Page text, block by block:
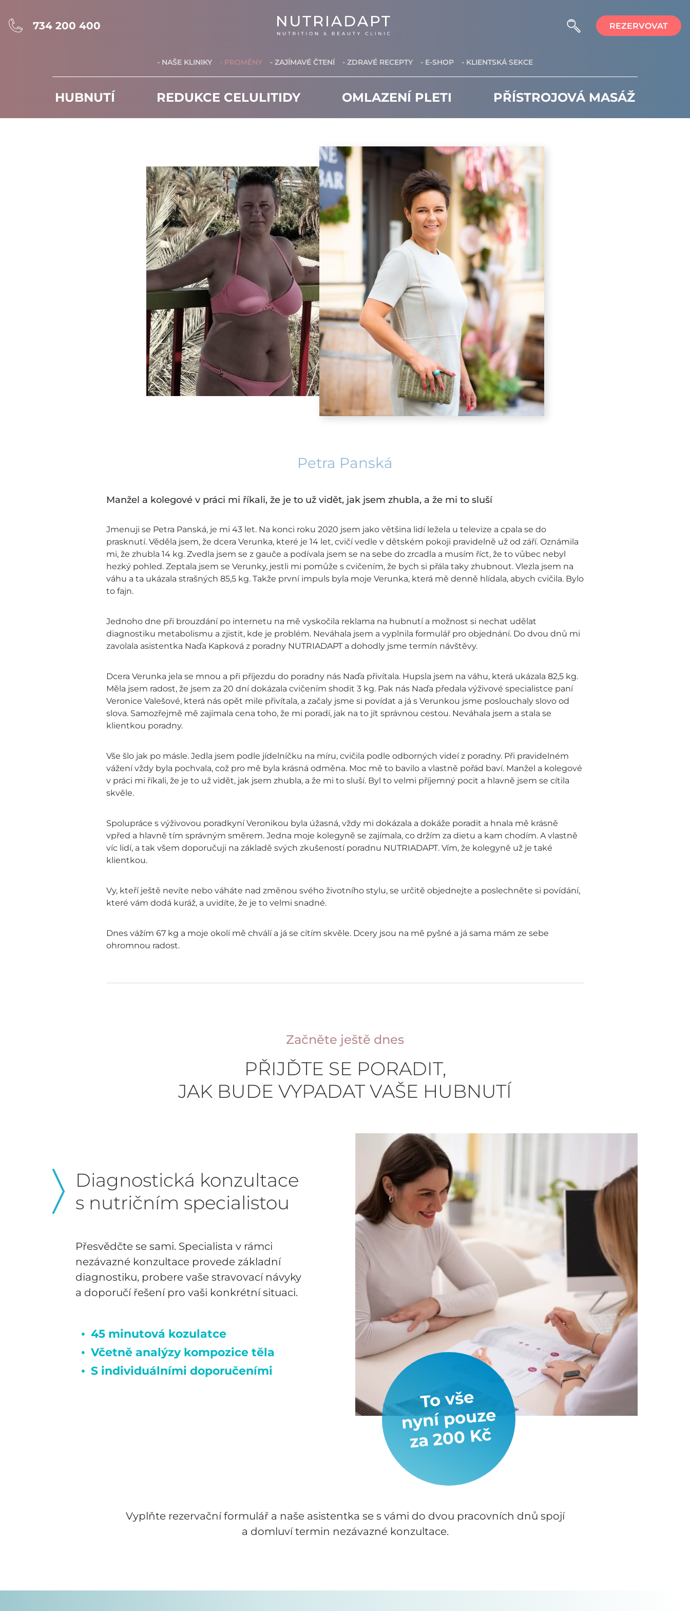
734 200 400 REZERVOVAT
- NAŠE KLINIKY - PROMĚNY - ZAJÍMAVÉ ČTENÍ - ZDRAVÉ RECEPTY - E-SHOP - KLIENTSKÁ SEKCE
HUBNUTÍ REDUKCE CELULITIDY OMLAZENÍ PLETI PŘÍSTROJOVÁ MASÁŽ
Petra Panská
Manžel a kolegové v práci mi říkali, že je to už vidět, jak jsem zhubla, a že mi to sluší
Jmenuji se Petra Panská, je mi 43 let. Na konci roku 2020 jsem jako většina lidí ležela u televize a cpala se do
prasknutí. Věděla jsem, že dcera Verunka, které je 14 let, cvičí vedle v dětském pokoji pravidelně už od září. Oznámila
mi, že zhubla 14 kg. Zvedla jsem se z gauče a podívala jsem se na sebe do zrcadla a musím říct, že to vůbec nebyl
hezký pohled. Zeptala jsem se Verunky, jestli mi pomůže s cvičením, že bych si přála taky zhubnout. Vlezla jsem na
váhu a ta ukázala strašných 85,5 kg. Takže první impuls byla moje Verunka, která mě denně hlídala, abych cvičila. Bylo
to fajn.
Jednoho dne při brouzdání po internetu na mě vyskočila reklama na hubnutí a možnost si nechat udělat
diagnostiku metabolismu a zjistit, kde je problém. Neváhala jsem a vyplnila formulář pro objednání. Do dvou dnů mi
zavolala asistentka Naďa Kapková z poradny NUTRIADAPT a dohodly jsme termín návštěvy.
Dcera Verunka jela se mnou a při příjezdu do poradny nás Naďa přivítala. Hupsla jsem na váhu, která ukázala 82,5 kg.
Měla jsem radost, že jsem za 20 dní dokázala cvičením shodit 3 kg. Pak nás Naďa předala výživové specialistce paní
Veronice Valešové, která nás opět mile přivítala, a začaly jsme si povídat a já s Verunkou jsme poslouchaly slovo od
slova. Samozřejmě mě zajímala cena toho, že mi poradí, jak na to jít správnou cestou. Neváhala jsem a stala se
klientkou poradny.
Vše šlo jak po másle. Jedla jsem podle jídelníčku na míru, cvičila podle odborných videí z poradny. Při pravidelném
vážení vždy byla pochvala, což pro mě byla krásná odměna. Moc mě to bavilo a vlastně pořád baví. Manžel a kolegové
v práci mi říkali, že je to už vidět, jak jsem zhubla, a že mi to sluší. Byl to velmi příjemný pocit a hlavně jsem se cítila
skvěle.
Spolupráce s výživovou poradkyní Veronikou byla úžasná, vždy mi dokázala a dokáže poradit a hnala mě krásně
vpřed a hlavně tím správným směrem. Jedna moje kolegyně se zajímala, co držím za dietu a kam chodím. A vlastně
víc lidí, a tak všem doporučuji na základě svých zkušeností poradnu NUTRIADAPT. Vím, že kolegyně už je také
klientkou.
Vy, kteří ještě nevíte nebo váháte nad změnou svého životního stylu, se určitě objednejte a poslechněte si povídání,
které vám dodá kuráž, a uvidíte, že je to velmi snadné.
Dnes vážím 67 kg a moje okolí mě chválí a já se cítím skvěle. Dcery jsou na mě pyšné a já sama mám ze sebe
ohromnou radost.
Začněte ještě dnes
PŘIJĎTE SE PORADIT,
JAK BUDE VYPADAT VAŠE HUBNUTÍ
Diagnostická konzultace
s nutričním specialistou
Přesvědčte se sami. Specialista v rámci
nezávazné konzultace provede základní
diagnostiku, probere vaše stravovací návyky
a doporučí řešení pro vaši konkrétní situaci.
45 minutová kozulatce
Včetně analýzy kompozice těla
S individuálními doporučeními
To vše
nyní pouze
za 200 Kč
Vyplňte rezervační formulář a naše asistentka se s vámi do dvou pracovních dnů spojí
a domluví termin nezávazné konzultace.